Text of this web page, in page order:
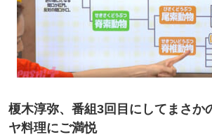
榎木淳弥、番組3回目にしてまさか
ヤ料理にご満悦